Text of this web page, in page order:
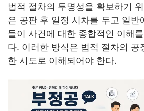
법적 절차의 투명성을 확보하기
은 공판 후 일정 시차를 두고 일반
들이 사건에 대한 종합적인 이해
다. 이러한 방식은 법적 절차의 공
한 시도로 이해되어야 한다.